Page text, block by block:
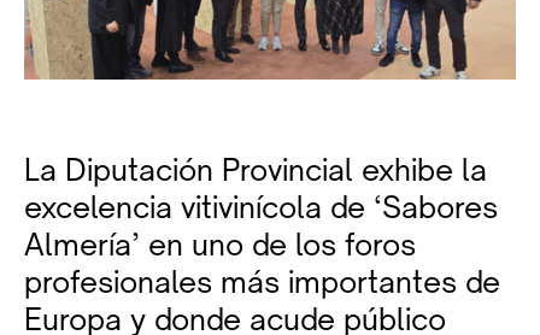
La Diputación Provincial exhibe la
excelencia vitivinícola de ‘Sabores
Almería’ en uno de los foros
profesionales más importantes de
Europa y donde acude público